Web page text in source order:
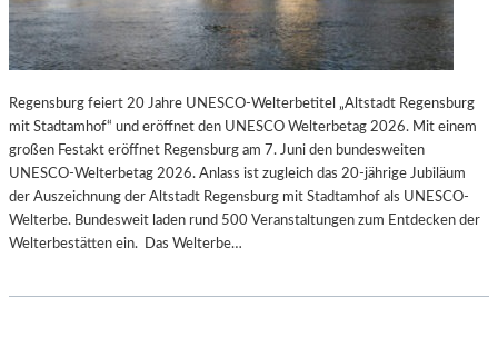
Regensburg feiert 20 Jahre UNESCO-Welterbetitel „Altstadt Regensburg
mit Stadtamhof“ und eröffnet den UNESCO Welterbetag 2026. Mit einem
großen Festakt eröffnet Regensburg am 7. Juni den bundesweiten
UNESCO-Welterbetag 2026. Anlass ist zugleich das 20-jährige Jubiläum
der Auszeichnung der Altstadt Regensburg mit Stadtamhof als UNESCO-
Welterbe. Bundesweit laden rund 500 Veranstaltungen zum Entdecken der
Welterbestätten ein. Das Welterbe…